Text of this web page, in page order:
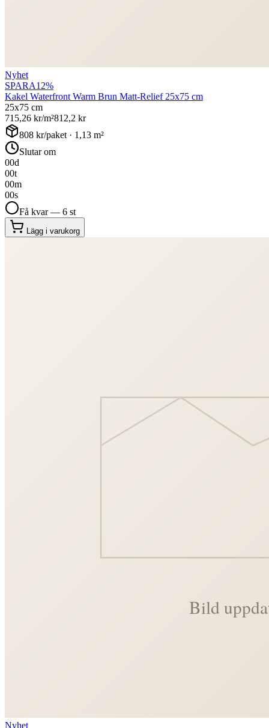
Nyhet
SPARA12%
Kakel Waterfront Warm Brun Matt-Relief 25x75 cm
25x75 cm
715,26 kr/m²812,2 kr
808 kr/paket · 1,13 m²
Slutar om
00d
00t
00m
00s
Få kvar — 6 st
Lägg i varukorg
Nyhet